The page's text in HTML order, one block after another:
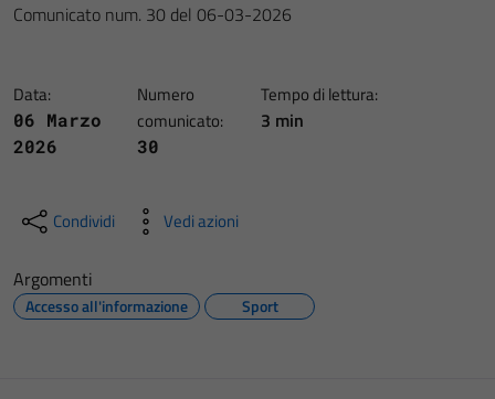
Comunicato num. 30 del 06-03-2026
Data:
06 Marzo
2026
Numero
comunicato:
30
Tempo di lettura:
3 min
Condividi Vedi azioni
Argomenti
Accesso all'informazione Sport